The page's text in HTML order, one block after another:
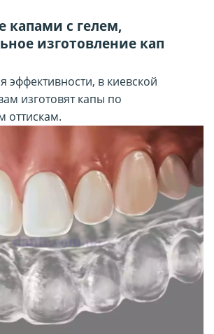
капами с гелем,
изготовление кап
эффективности, в киевской
изготовят капы по
оттискам.